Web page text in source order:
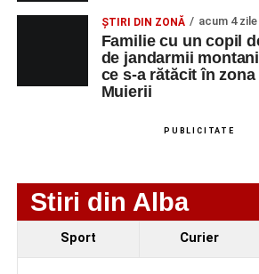
Evenimentul face parte din programul
Camp 2026, proiect susținut de
care urmărește să ofere tinerilor
ȘTIRI DIN ZONĂ acum 4 zile
Familie cu un copil
de jandarmii
ce s-a rătăcit în zona
Muierii
PUBLICITATE
Stiri din Alba
Sport Curier